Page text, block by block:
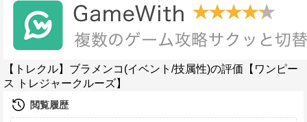
【トレクル】ブラメンコ(イベント/技属性)の評価【ワンピー
ス トレジャークルーズ】